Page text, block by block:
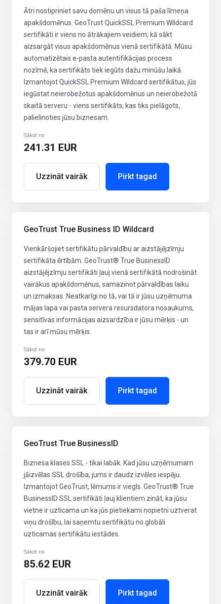
Ātri nostipriniet savu domēnu un visus tā paša līmeņa
apakšdomēnus. GeoTrust QuickSSL Premium Wildcard
sertifikāti ir viens no ātrākajiem veidiem, kā sākt
aizsargāt visus apakšdomēnus vienā sertifikātā. Mūsu
automatizētais e-pasta autentifikācijas process
nozīmē, ka sertifikāts tiek iegūts dažu minūšu laikā.
Izmantojot QuickSSL Premium Wildcard sertifikātus, jūs
iegūstat neierobežotus apakšdomēnus un neierobežotā
skaitā serveru - viens sertifikāts, kas tiks pielāgots,
palielinoties jūsu biznesam.
Sākot no
241.31 EUR
Uzzināt vairāk Pirkt tagad
GeoTrust True Business ID Wildcard
Vienkāršojiet sertifikātu pārvaldību ar aizstājējzīmju
sertifikāta ērtībām. GeoTrust® True BusinessID
aizstājējzīmju sertifikāti ļauj vienā sertifikātā nodrošināt
vairākus apakšdomēnus, samazinot pārvaldības laiku
un izmaksas. Neatkarīgi no tā, vai tā ir jūsu uzņēmuma
mājas lapa vai pasta servera resursdatora nosaukums,
sensitīvas informācijas aizsardzība ir jūsu mērķis - un
tas ir arī mūsu mērķis.
Sākot no
379.70 EUR
Uzzināt vairāk Pirkt tagad
GeoTrust True BusinessID
Biznesa klases SSL - tikai labāk. Kad jūsu uzņēmumam
jāizvēlas SSL drošība, jums ir daudz izvēles iespēju.
Izmantojot GeoTrust, lēmums ir viegls. GeoTrust® True
BusinessID SSL sertifikāti ļauj klientiem zināt, ka jūsu
vietne ir uzticama un ka jūs pietiekami nopietni uztverat
viņu drošību, lai saņemtu sertifikātu no globāli
uzticamas sertifikātu iestādes.
Sākot no
85.62 EUR
Uzzināt vairāk Pirkt tagad